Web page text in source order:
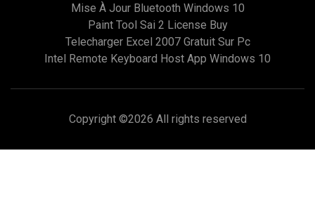
Mise À Jour Bluetooth Windows 10
Paint Tool Sai 2 License Buy
Telecharger Excel 2007 Gratuit Sur Pc
Intel Remote Keyboard Host App Windows 10
Copyright ©2026 All rights reserved